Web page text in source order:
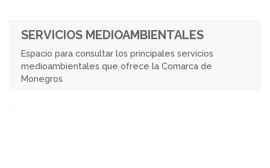
SERVICIOS MEDIOAMBIENTALES
Espacio para consultar los principales servicios
medioambientales que ofrece la Comarca de
Monegros